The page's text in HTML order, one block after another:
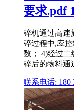
要求.pdf
碎机通过高速
碎过程中,应
数； 4)经过二
碎后的物料通
联系电话: 180